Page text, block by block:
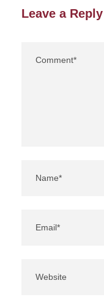
Leave a Reply